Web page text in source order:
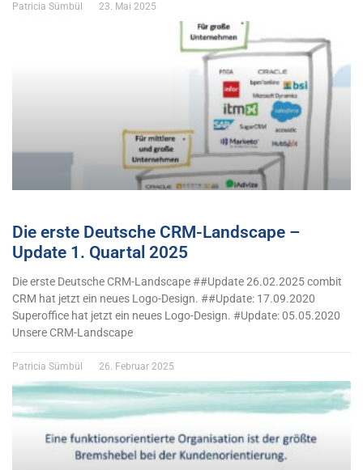
Patricia Sümbül 23. Mai 2025
Die erste Deutsche CRM-Landscape –
Update 1. Quartal 2025
Die erste Deutsche CRM-Landscape ##Update 26.02.2025 combit
CRM hat jetzt ein neues Logo-Design. ##Update: 17.09.2020
Superoffice hat jetzt ein neues Logo-Design. #Update: 05.05.2020
Unsere CRM-Landscape
Patricia Sümbül 26. Februar 2025